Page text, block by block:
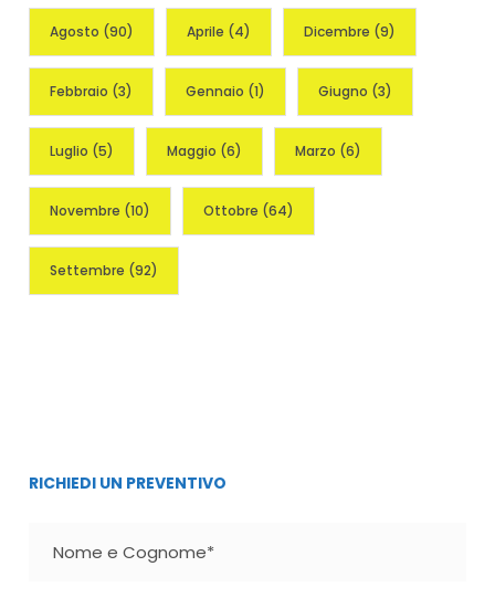
Agosto (90) Aprile (4) Dicembre (9)
Febbraio (3) Gennaio (1) Giugno (3)
Luglio (5) Maggio (6) Marzo (6)
Novembre (10) Ottobre (64)
Settembre (92)
RICHIEDI UN PREVENTIVO